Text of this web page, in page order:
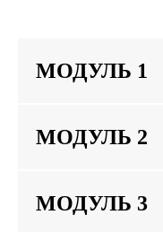
МОДУЛЬ 1
МОДУЛЬ 2
МОДУЛЬ 3